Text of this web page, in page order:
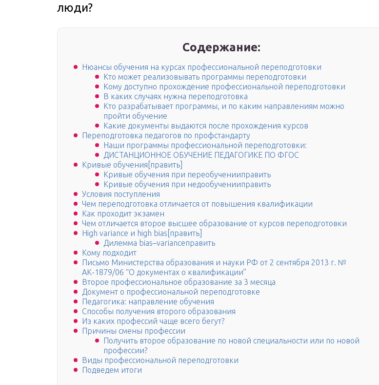
люди?
Содержание:
Нюансы обучения на курсах профессиональной переподготовки
Кто может реализовывать программы переподготовки
Кому доступно прохождение профессиональной переподготовки
В каких случаях нужна переподготовка
Кто разрабатывает программы, и по каким направлениям можно
пройти обучение
Какие документы выдаются после прохождения курсов
Переподготовка педагогов по профстандарту
Наши программы профессиональной переподготовки:
ДИСТАНЦИОННОЕ ОБУЧЕНИЕ ПЕДАГОГИКЕ ПО ФГОС
Кривые обучения[править]
Кривые обучения при переобученииправить
Кривые обучения при недообученииправить
Условия поступления
Чем переподготовка отличается от повышения квалификации
Как проходит экзамен
Чем отличается второе высшее образование от курсов переподготовки
High variance и high bias[править]
Дилемма bias–varianceправить
Кому подходит
Письмо Министерства образования и науки РФ от 2 сентября 2013 г. №
АК-1879/06 “О документах о квалификации”
Второе профессиональное образование за 3 месяца
Документ о профессиональной переподготовке
Педагогика: направление обучения
Способы получения второго образования
Из каких профессий чаще всего бегут?
Причины смены профессии
Получить второе образование по новой специальности или по новой
профессии?
Виды профессиональной переподготовки
Подведем итоги